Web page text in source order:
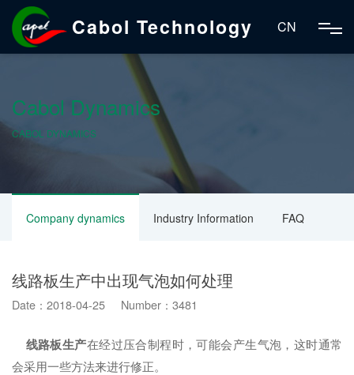
Cabol Technology CN
Cabol Dynamics
CABOL DYNAMICS
Company dynamics Industry Information FAQ
线路板生产中出现气泡如何处理
Date：2018-04-25 Number：3481
线路板生产在经过压合制程时，可能会产生气泡，这时通常
会采用一些方法来进行修正。